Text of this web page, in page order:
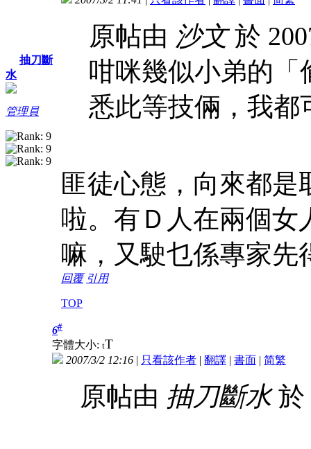
抽刀斷
水
管理員
原帖由 沙文於
咁咪幾似小弟的「
悉此等技倆，我都
匪徒心態，向來都
啦。有Ｄ人在兩個女
嘛，又駛乜係專家先
回覆 引用
TOP
6#
字體大小: tT
2007/3/2 12:16 | 只看該作者 | 翻譯 | 書面 | 简繁
原帖由 抽刀斷水於